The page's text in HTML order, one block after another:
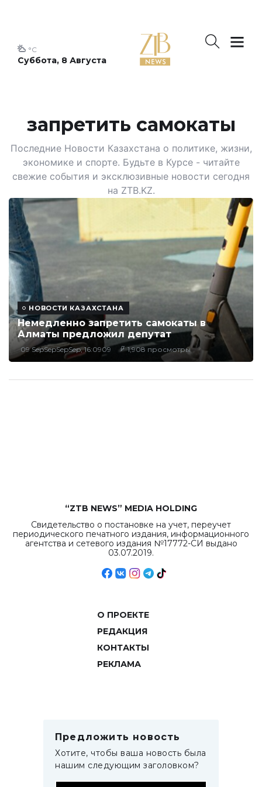
Суббота, 8 Августа
°C
запретить самокаты
Последние Новости Казахстана о политике, жизни,
экономике и спорте. Будьте в Курсе - читайте
свежие события и эксклюзивные новости сегодня
на ZTB.KZ.
НОВОСТИ КАЗАХСТАНА
Немедленно запретить самокаты в
Алматы предложил депутат
09 SepSepSepSep, 16:0909 1,908 просмотры
“ZTB NEWS” MEDIA HOLDING
Свидетельство о постановке на учет, переучет
периодического печатного издания, информационного
агентства и сетевого издания №17772-СИ выдано
03.07.2019.
О ПРОЕКТЕ
РЕДАКЦИЯ
КОНТАКТЫ
РЕКЛАМА
Предложить новость
Хотите, чтобы ваша новость была
нашим следующим заголовком?